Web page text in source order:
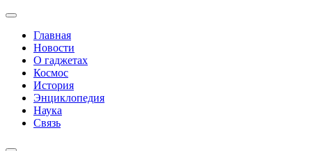
Главная
Новости
О гаджетах
Космос
История
Энциклопедия
Наука
Связь